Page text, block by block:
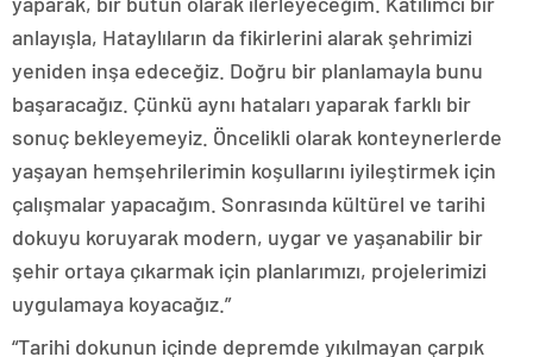
anlayışla, Hataylıların da fikirlerini alarak şehrimizi
yeniden inşa edeceğiz. Doğru bir planlamayla bunu
başaracağız. Çünkü aynı hataları yaparak farklı bir
sonuç bekleyemeyiz. Öncelikli olarak konteynerlerde
yaşayan hemşehrilerimin koşullarını iyileştirmek için
çalışmalar yapacağım. Sonrasında kültürel ve tarihi
dokuyu koruyarak modern, uygar ve yaşanabilir bir
şehir ortaya çıkarmak için planlarımızı, projelerimizi
uygulamaya koyacağız.”
“Tarihi dokunun içinde depremde yıkılmayan çarpık